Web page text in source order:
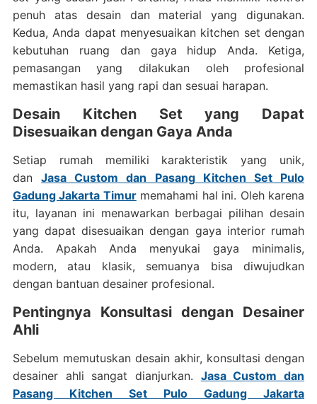
penuh atas desain dan material yang digunakan.
Kedua, Anda dapat menyesuaikan kitchen set dengan
kebutuhan ruang dan gaya hidup Anda. Ketiga,
pemasangan yang dilakukan oleh profesional
memastikan hasil yang rapi dan sesuai harapan.
Desain Kitchen Set yang Dapat
Disesuaikan dengan Gaya Anda
Setiap rumah memiliki karakteristik yang unik,
danJasa Custom dan Pasang Kitchen Set Pulo
Gadung Jakarta Timurmemahami hal ini. Oleh karena
itu, layanan ini menawarkan berbagai pilihan desain
yang dapat disesuaikan dengan gaya interior rumah
Anda. Apakah Anda menyukai gaya minimalis,
modern, atau klasik, semuanya bisa diwujudkan
dengan bantuan desainer profesional.
Pentingnya Konsultasi dengan Desainer
Ahli
Sebelum memutuskan desain akhir, konsultasi dengan
desainer ahli sangat dianjurkan. Jasa Custom dan
Pasang Kitchen Set Pulo Gadung Jakarta